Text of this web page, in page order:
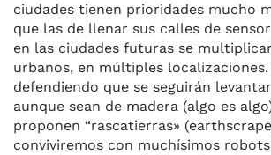
ciudades tienen prioridades mucho
que las de llenar sus calles de
en las ciudades futuras se
urbanos, en múltiples localizaciones.
defendiendo que se seguirán
aunque sean de madera (algo es
proponen “rascatierras»
conviviremos con muchísimos